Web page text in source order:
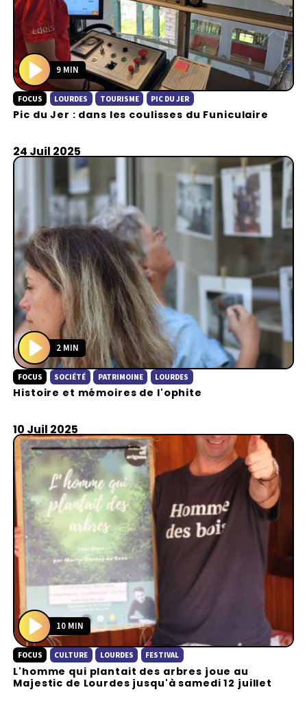
P
l
a
9 MIN
FOCUS LOURDES TOURISME PIC DU JER
Pic du Jer : dans les coulisses du Funiculaire
24 Juil 2025
P
l
a
2 MIN
FOCUS SOCIÉTÉ PATRIMOINE LOURDES
Histoire et mémoires de l'ophite
10 Juil 2025
P
l
a
10 MIN
FOCUS CULTURE LOURDES FESTIVAL
L'homme qui plantait des arbres joue au
Majestic de Lourdes jusqu'à samedi 12 juillet